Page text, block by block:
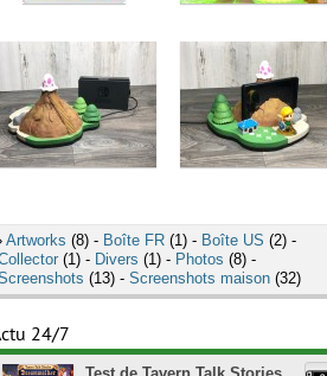
Artworks (8) - Boîte FR (1) - Boîte US (2) -
(1) - Divers (1) - Photos (8) -
(13) - Screenshots maison (32)
24/7